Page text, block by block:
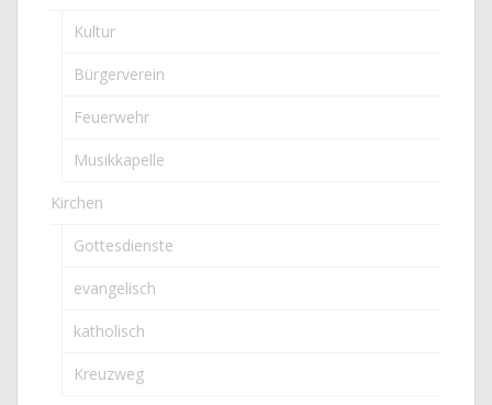
Kultur
Bürgerverein
Feuerwehr
Musikkapelle
Kirchen
Gottesdienste
evangelisch
katholisch
Kreuzweg